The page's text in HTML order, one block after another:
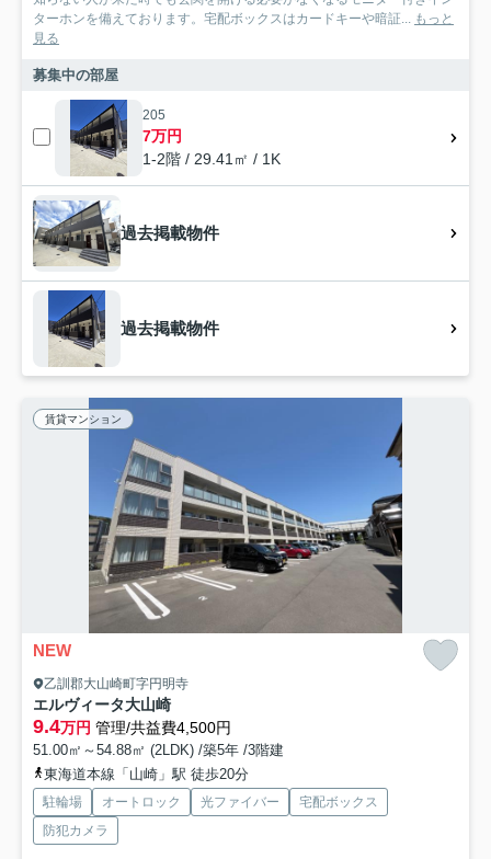
ターホンを備えております。宅配ボックスはカードキーや暗証... もっと
見る
募集中の部屋
205
7万円
1-2階 / 29.41㎡ / 1K
過去掲載物件
過去掲載物件
賃貸マンション
NEW
乙訓郡大山崎町字円明寺
エルヴィータ大山崎
9.4万円 管理/共益費4,500円
51.00㎡～54.88㎡ (2LDK) /築5年 /3階建
東海道本線「山崎」駅 徒歩20分
駐輪場 オートロック 光ファイバー
宅配ボックス
防犯カメラ